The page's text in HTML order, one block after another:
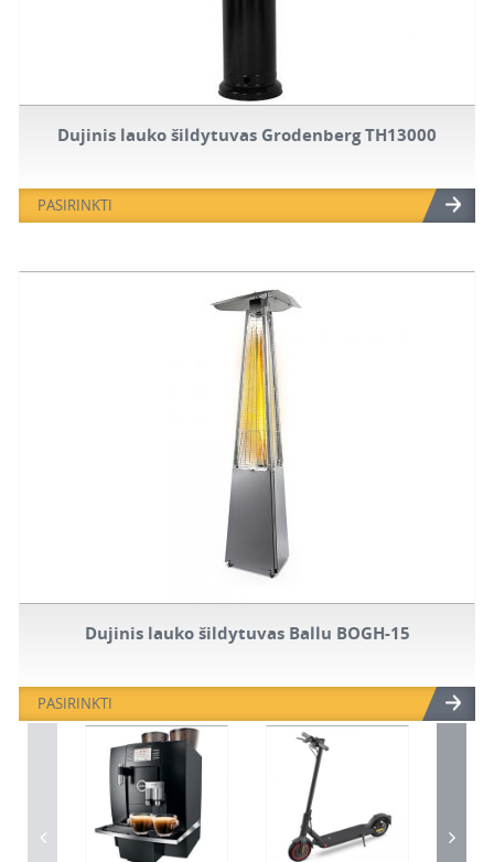
Dujinis lauko šildytuvas Grodenberg TH13000
PASIRINKTI
Dujinis lauko šildytuvas Ballu BOGH-15
PASIRINKTI